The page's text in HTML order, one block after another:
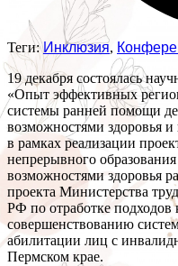
Теги:Инклюзия,
19 декабря состоялась
«Опыт эффективных
системы ранней помощи
возможностями здоровья
в рамках реализации
непрерывного
возможностями здоровья
проекта Министерства
РФ по отработке
совершенствованию
абилитации лиц с
Пермском крае.